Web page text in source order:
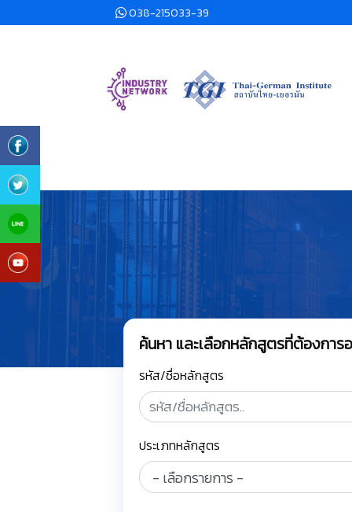
038-215033-39
ค้นหา และเลือกหลักสูตรที่ต้องการ
รหัส/ชื่อหลักสูตร
ประเภทหลักสูตร